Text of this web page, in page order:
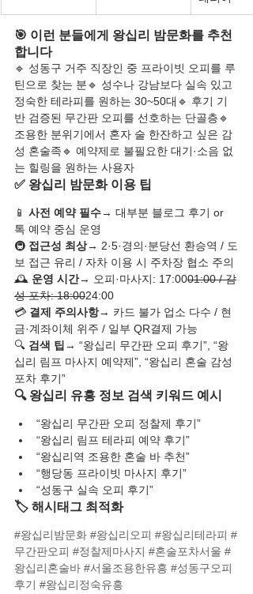
🎯 이런 분들에게 왕십리 밤문화를 추천
합니다
🔹 성동구 거주 직장인 중 프라이빗 오피를 루
틴으로 찾는 분🔹 성수나 강남보다 실속 있고
정숙한 테라피를 원하는 30~50대🔹 후기 기
반 검증된 무간판 오피를 선호하는 단골층🔹
조용한 분위기에서 혼자 술 한잔하고 싶은 감
성 혼술족🔹 예약제로 불필요한 대기·소음 없
는 힐링을 원하는 사용자
✅ 왕십리 밤문화 이용 팁
📱 사전 예약 필수→ 대부분 블로그 후기 or
톡 예약 중심 운영
🚇 접근성 최상→ 2·5·경의·분당선 환승역 / 도
보 접근 유리 / 자차 이용 시 주차장 협소 주의
🕰️ 운영 시간→ 오피·마사지: 17:0001:00 / 감
성 포차: 18:0024:00
💳 결제 주의사항→ 카드 불가 업소 다수 / 현
금·계좌이체 위주 / 일부 QR결제 가능
🔍 검색 팁 → “왕십리 무간판 오피 후기”, “왕
십리 림프 마사지 예약제”, “왕십리 혼술 감성
포차 후기”
🔍 왕십리 유흥 정보 검색 키워드 예시
“왕십리 무간판 오피 정찰제 후기”
“왕십리 림프 테라피 예약 후기”
“왕십리역 조용한 혼술 바 추천”
“행당동 프라이빗 마사지 후기”
“성동구 실속 오피 후기”
🏷️ 해시태그 최적화
#왕십리밤문화 #왕십리오피 #왕십리테라피 #
무간판오피 #정찰제마사지 #혼술포차서울 #
왕십리혼술바 #서울조용한유흥 #성동구오피
후기 #왕십리정숙유흥